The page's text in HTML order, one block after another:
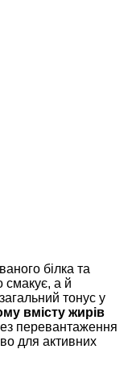
білка та
смакує, а й
тонус у
вмісту жирів
перевантаження
для активних